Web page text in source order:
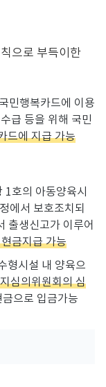
으로 부득이한
민행복카드에 이용
급 등을 위해 국민
드에 지급 가능
호의 아동양육시
에서 보호조치되
출생신고가 이루어
금지급 가능
형시설 내 양육으
심의위원회의 심
으로 입금가능